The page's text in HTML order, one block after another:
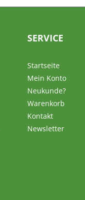
SERVICE
Startseite
Mein Konto
Neukunde?
Warenkorb
Kontakt
Newsletter